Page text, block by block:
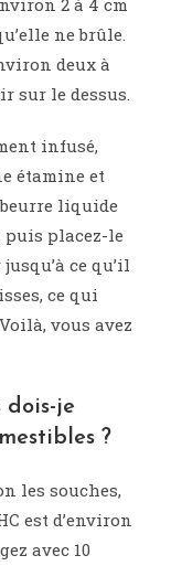
ne brûle.
deux à
sur le dessus.
infusé,
étamine et
liquide
placez-le
ce qu’il
ce qui
vous avez
je
?
les souches,
est d’environ
avec 10